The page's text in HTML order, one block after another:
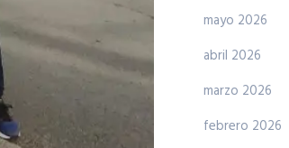
mayo 2026
abril 2026
marzo 2026
febrero 2026